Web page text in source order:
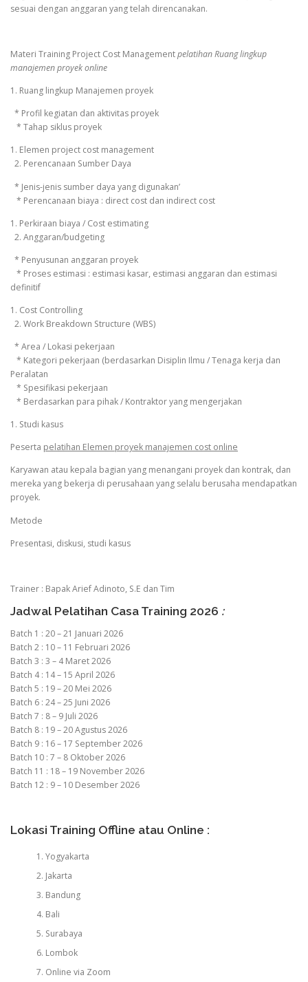
sesuai dengan anggaran yang telah direncanakan.
Materi Training Project Cost Managementpelatihan Ruang lingkup
manajemen proyek online
1. Ruang lingkup Manajemen proyek
* Profil kegiatan dan aktivitas proyek
* Tahap siklus proyek
1. Elemen project cost management
2. Perencanaan Sumber Daya
* Jenis-jenis sumber daya yang digunakan’
* Perencanaan biaya : direct cost dan indirect cost
1. Perkiraan biaya / Cost estimating
2. Anggaran/budgeting
* Penyusunan anggaran proyek
* Proses estimasi : estimasi kasar, estimasi anggaran dan estimasi
definitif
1. Cost Controlling
2. Work Breakdown Structure (WBS)
* Area / Lokasi pekerjaan
* Kategori pekerjaan (berdasarkan Disiplin Ilmu / Tenaga kerja dan
Peralatan
* Spesifikasi pekerjaan
* Berdasarkan para pihak / Kontraktor yang mengerjakan
1. Studi kasus
Peserta pelatihan Elemen proyek manajemen cost online
Karyawan atau kepala bagian yang menangani proyek dan kontrak, dan
mereka yang bekerja di perusahaan yang selalu berusaha mendapatkan
proyek.
Metode
Presentasi, diskusi, studi kasus
Trainer : Bapak Arief Adinoto, S.E dan Tim
Jadwal Pelatihan Casa Training 2026 :
Batch 1 : 20 – 21 Januari 2026
Batch 2 : 10 – 11 Februari 2026
Batch 3 : 3 – 4 Maret 2026
Batch 4 : 14 – 15 April 2026
Batch 5 : 19 – 20 Mei 2026
Batch 6 : 24 – 25 Juni 2026
Batch 7 : 8 – 9 Juli 2026
Batch 8 : 19 – 20 Agustus 2026
Batch 9 : 16 – 17 September 2026
Batch 10 : 7 – 8 Oktober 2026
Batch 11 : 18 – 19 November 2026
Batch 12 : 9 – 10 Desember 2026
Lokasi Training Offline atau Online :
Yogyakarta
Jakarta
Bandung
Bali
Surabaya
Lombok
Online via Zoom